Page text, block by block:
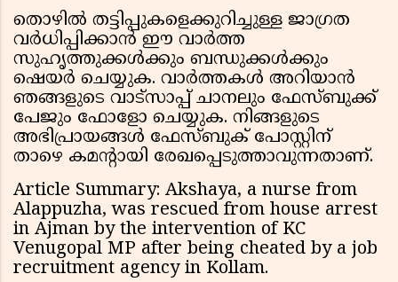
തൊഴിൽ തട്ടിപ്പുകളെക്കുറിച്ചുള്ള ജാഗ്രത
വർധിപ്പിക്കാൻ ഈ വാർത്ത
സുഹൃത്തുക്കൾക്കും ബന്ധുക്കൾക്കും
ഷെയർ ചെയ്യുക. വാർത്തകൾ അറിയാൻ
ഞങ്ങളുടെ വാട്സാപ്പ് ചാനലും ഫേസ്ബുക്ക്
പേജും ഫോളോ ചെയ്യുക. നിങ്ങളുടെ
അഭിപ്രായങ്ങൾ ഫേസ്ബുക് പോസ്റ്റിന്
താഴെ കമൻ്റായി രേഖപ്പെടുത്താവുന്നതാണ്.
Article Summary: Akshaya, a nurse from
Alappuzha, was rescued from house arrest
in Ajman by the intervention of KC
Venugopal MP after being cheated by a job
recruitment agency in Kollam.